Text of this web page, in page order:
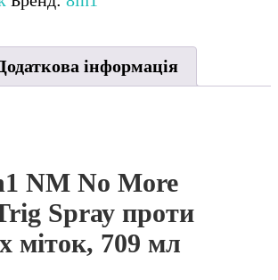
інформація
NM No More
Sprау проти
міток, 709 мл